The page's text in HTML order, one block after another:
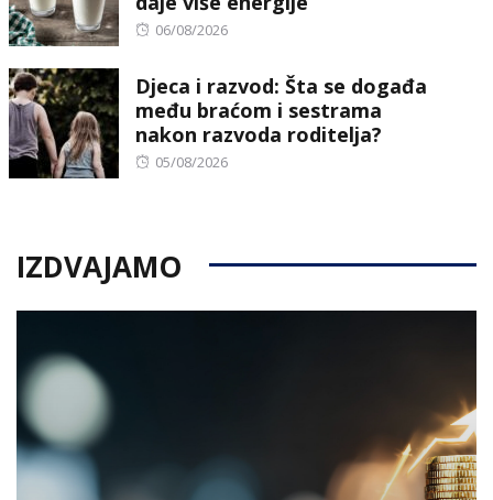
Posted
06/08/2026
Djeca i razvod: Šta se događa
među braćom i sestrama
nakon razvoda roditelja?
Posted
05/08/2026
IZDVAJAMO